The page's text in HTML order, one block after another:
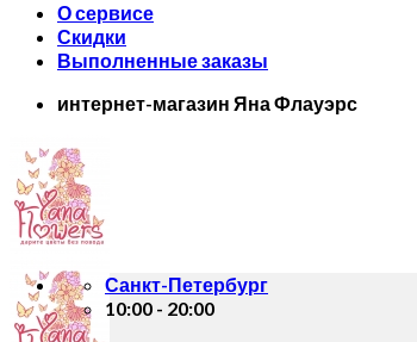
О сервисе
Скидки
Выполненные заказы
интернет-магазин Яна Флауэрс
Санкт-Петербург
10:00 - 20:00